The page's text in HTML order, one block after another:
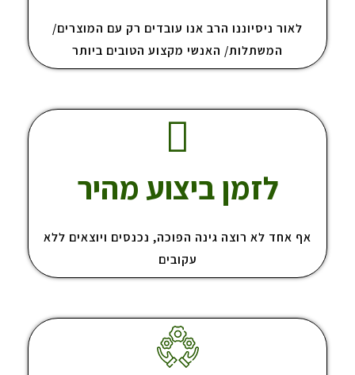
לאור ניסיוננו הרב אנו עובדים רק עם המוצרים/
המשתלות/ האנשי מקצוע הטובים ביותר
לזמן ביצוע מהיר
אף אחד לא רוצה גינה הפוכה, נכנסים ויוצאים ללא
עקובים